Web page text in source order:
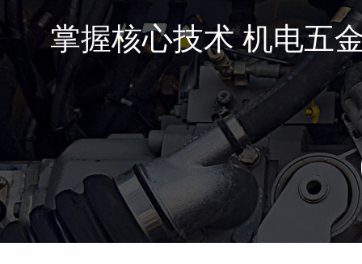
掌握核心技术 机电五